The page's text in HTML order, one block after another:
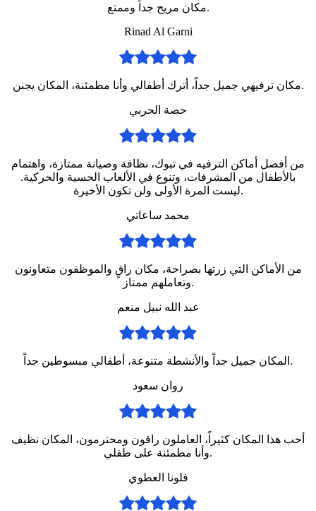
مكان مريح جداً وممتع.
Rinad Al Garni
مكان ترفيهي جميل جداً، أترك أطفالي وأنا مطمئنة، المكان يجنن.
حصة الحربي
من أفضل أماكن الترفيه في تبوك، نظافة وصيانة ممتازة، واهتمام
بالأطفال من المشرفات، وتنوع في الألعاب الحسية والحركية.
ليست المرة الأولى ولن تكون الأخيرة.
محمد ساعاتي
من الأماكن التي زرتها بصراحة، مكان راقٍ والموظفون متعاونون
وتعاملهم ممتاز.
عبد الله نبيل منعم
المكان جميل جداً والأنشطة متنوعة، أطفالي مبسوطين جداً.
روان سعود
أحب هذا المكان كثيراً، العاملون راقون ومحترمون، المكان نظيف
وأنا مطمئنة على طفلي.
فلونا العطوي